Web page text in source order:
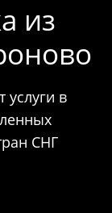
из
услуги в
СНГ